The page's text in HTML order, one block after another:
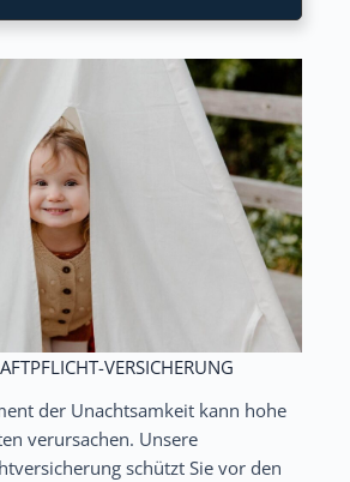
VERSICHERUNG
der Unachtsamkeit kann hohe
verursachen. Unsere
schützt Sie vor den